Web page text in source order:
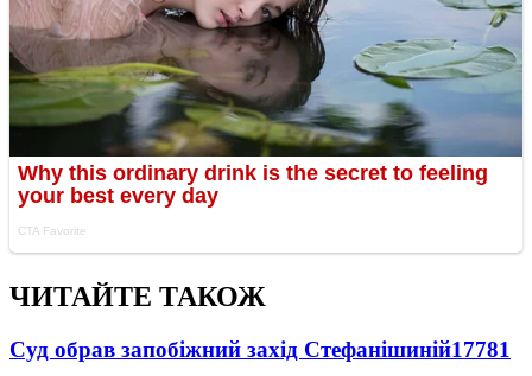
ЧИТАЙТЕ ТАКОЖ
Суд обрав запобіжний захід Стефанішиній17781